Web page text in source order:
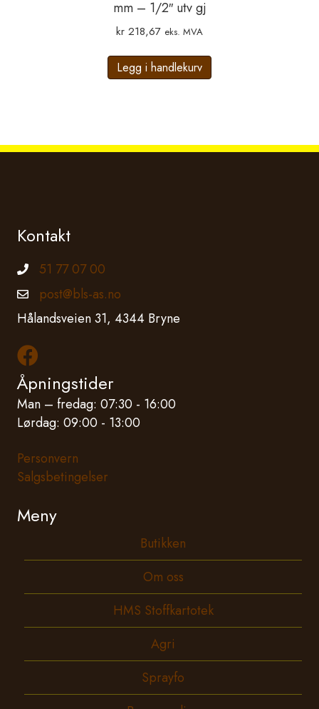
mm – 1/2″ utv gj
kr 218,67 eks. MVA
Legg i handlekurv
Kontakt
Telefonnummer
51 77 07 00
Epostadresse
post@bls-as.no
Hålandsveien 31, 4344 Bryne
Les mer om oss på Facebook
Åpningstider
Man – fredag: 07:30 - 16:00
Lørdag: 09:00 - 13:00
Personvern
Salgsbetingelser
Meny
Butikken
Om oss
HMS Stoffkartotek
Agri
Sprayfo